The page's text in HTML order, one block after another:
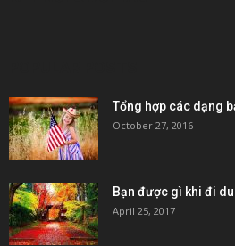
Tổng hợp các dạng
October 27, 2016
Bạn được gì khi đi
April 25, 2017